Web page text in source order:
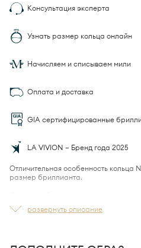
Начисляем и списываем мили
Консультация эксперта
Оплата и доставка
Узнать размер кольца онлайн
GIA сертифицированные
LA VIVION — Бренд года 2025
Отличительная особенность кольца
размер бриллианта.
большими по размеру, в сравнении с
того же веса.
развернуть описание